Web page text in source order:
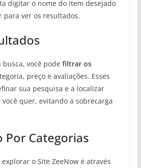
digitar o nome do item desejado
para ver os resultados.
você pode filtrar os
preço e avaliações. Esses
sua pesquisa e a localizar
quer, evitando a sobrecarga
Por Categorias
o Site ZeeNow é através